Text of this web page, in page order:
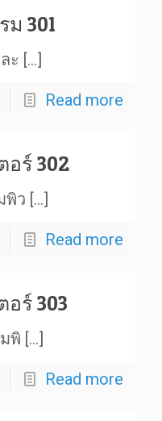
301
ะ […]
Read more
อร์ 302
พิว […]
Read more
ร์ 303
พิ […]
Read more